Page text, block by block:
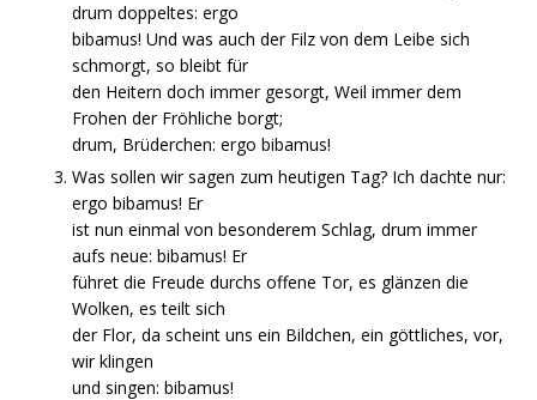
drum doppeltes: ergo
bibamus! Und was auch der Filz von dem Leibe sich
schmorgt, so bleibt für
den Heitern doch immer gesorgt, Weil immer dem
Frohen der Fröhliche borgt;
drum, Brüderchen: ergo bibamus!
Was sollen wir sagen zum heutigen Tag? Ich dachte nur:
ergo bibamus! Er
ist nun einmal von besonderem Schlag, drum immer
aufs neue: bibamus! Er
führet die Freude durchs offene Tor, es glänzen die
Wolken, es teilt sich
der Flor, da scheint uns ein Bildchen, ein göttliches, vor,
wir klingen
und singen: bibamus!